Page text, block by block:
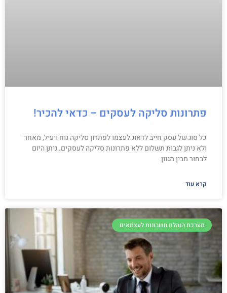
פתרונות סליקה לעסקים – כדאי להכיר!
כל סוג של עסק חייב לדאוג לעצמו לפתרון סליקה נוח ויעיל, מאחר
ולא ניתן לגבות תשלום ללא פתרונות סליקה לעסקים. ניתן היום
לבחור מבין מגוון
קרא עוד
מערכת הנהלת חשבונות לעצמאים